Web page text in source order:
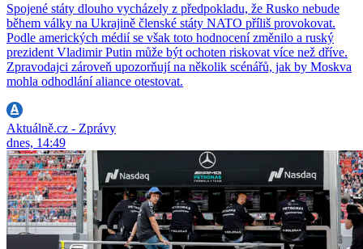
Spojené státy dlouho vycházely z předpokladu, že Rusko nebude
během války na Ukrajině členské státy NATO příliš provokovat.
Podle amerických médií se však toto hodnocení změnilo a ruský
prezident Vladimir Putin může být ochoten riskovat více než dříve.
Zpravodajci zároveň upozorňují na několik scénářů, jak by Moskva
mohla odhodlání aliance otestovat.
Aktuálně.cz - Zprávy
dnes, 14:49